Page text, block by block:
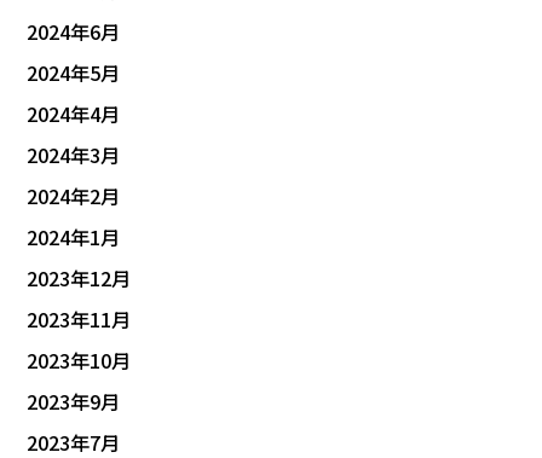
2024年6月
2024年5月
2024年4月
2024年3月
2024年2月
2024年1月
2023年12月
2023年11月
2023年10月
2023年9月
2023年7月